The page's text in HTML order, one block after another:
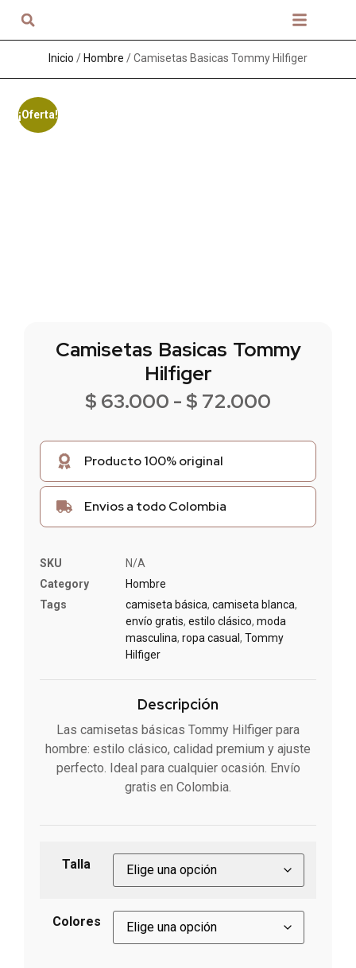
Inicio / Hombre / Camisetas Basicas Tommy Hilfiger
¡Oferta!
Camisetas Basicas Tommy
Hilfiger
$ 63.000 - $ 72.000
Producto 100% original
Envios a todo Colombia
SKU
N/A
Category
Hombre
Tags
camiseta básica, camiseta blanca,
envío gratis, estilo clásico, moda
masculina, ropa casual, Tommy
Hilfiger
Descripción
Las camisetas básicas Tommy Hilfiger para
hombre: estilo clásico, calidad premium y ajuste
perfecto. Ideal para cualquier ocasión. Envío
gratis en Colombia.
Talla
Colores